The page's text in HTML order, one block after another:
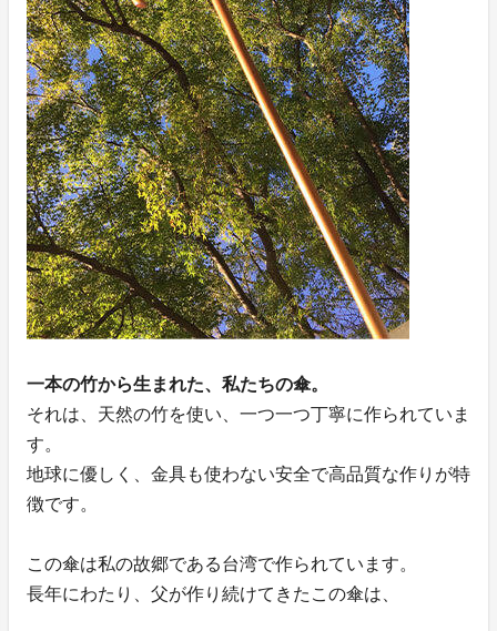
一本の竹から生まれた、私たちの傘。
それは、天然の竹を使い、一つ一つ丁寧に作られていま
す。
地球に優しく、金具も使わない安全で高品質な作りが特
徴です。
この傘は私の故郷である台湾で作られています。
長年にわたり、父が作り続けてきたこの傘は、